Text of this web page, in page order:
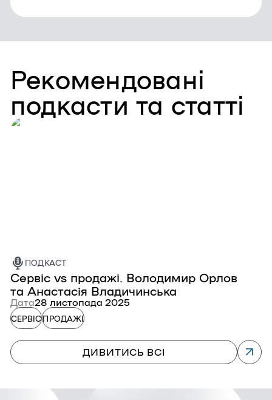
Рекомендовані
подкасти та статті
ПОДКАСТ
Сервіс vs продажі. Володимир Орлов
та Анастасія Владичинська
Дата28 листопада 2025
СЕРВІСПРОДАЖІ
ДИВИТИСЬ ВСІ